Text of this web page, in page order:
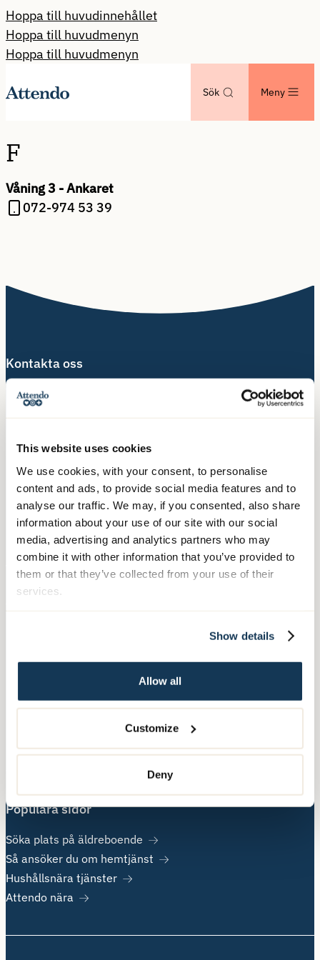
This website uses cookies
We use cookies, with your consent, to personalise
content and ads, to provide social media features and to
analyse our traffic. We may, if you consented, also share
information about your use of our site with our social
media, advertising and analytics partners who may
combine it with other information that you’ve provided to
them or that they’ve collected from your use of their
services.
Show details
Allow all
Customize
Deny
Hoppa till huvudinnehållet
Hoppa till huvudmenyn
Hoppa till huvudmenyn
Sök Meny
F
Våning 3 - Ankaret
072-974 53 39
Kontakta oss
Telefon:
Hälsingegatan 49
Postadress:
Box 3020, 103 61 Stockholm
Våra tjänster
Nära Vård
Övrig information
Kontakt
Populära sidor
Söka plats på äldreboende
Så ansöker du om hemtjänst
Hushållsnära tjänster
Attendo nära